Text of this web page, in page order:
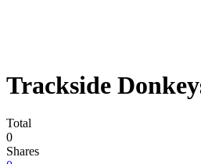
Trackside
Total
0
Shares